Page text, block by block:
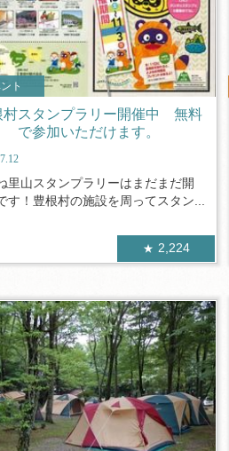
ト
村スタンプラリー開催中 無料
で参加いただけます。
里山スタンプラリーはまだまだ開
す！豊根村の施設を周ってスタン...
2,224